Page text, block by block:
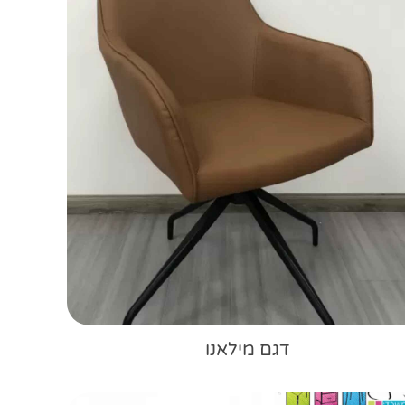
דגם מילאנו